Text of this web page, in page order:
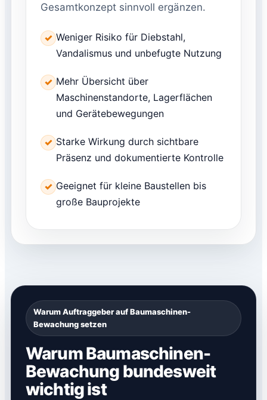
Gesamtkonzept sinnvoll ergänzen.
✓ Weniger Risiko für Diebstahl,
Vandalismus und unbefugte Nutzung
✓ Mehr Übersicht über
Maschinenstandorte, Lagerflächen
und Gerätebewegungen
✓ Starke Wirkung durch sichtbare
Präsenz und dokumentierte Kontrolle
✓ Geeignet für kleine Baustellen bis
große Bauprojekte
Warum Auftraggeber auf Baumaschinen-
Bewachung setzen
Warum Baumaschinen-
Bewachung bundesweit
wichtig ist